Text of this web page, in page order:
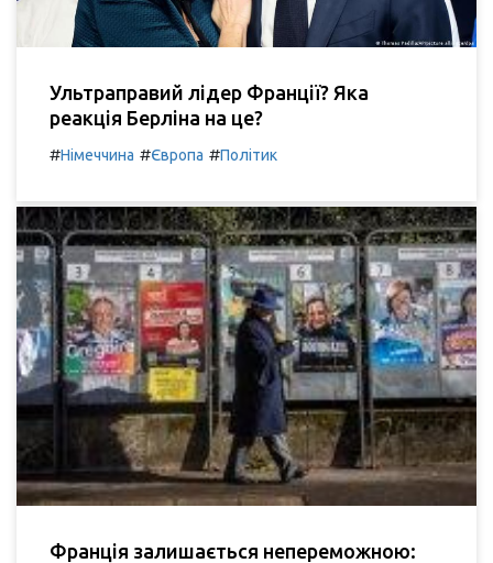
Ультраправий лідер Франції? Яка
реакція Берліна на це?
#Німеччина #Європа #Політик
Франція залишається непереможною: